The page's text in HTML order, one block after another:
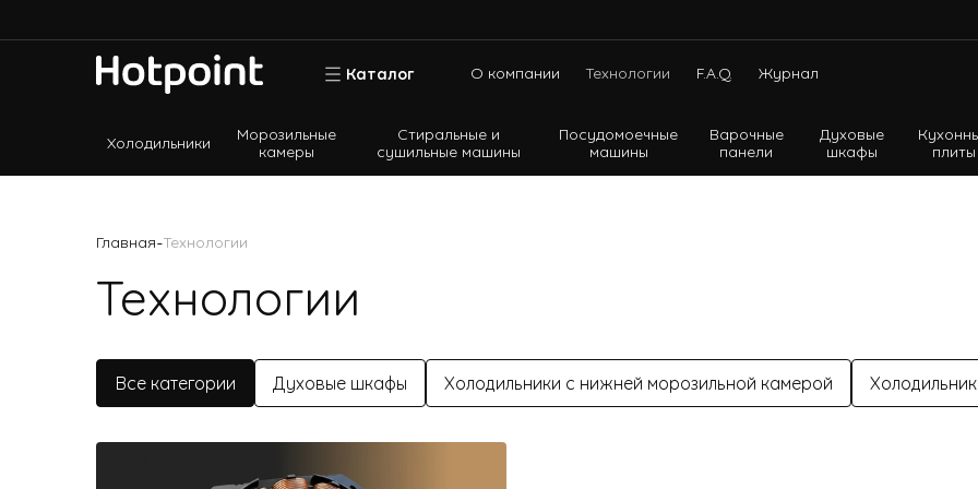
Каталог О компании Технологии F.A.Q. Журнал
Холодильники Морозильные
камеры
Стиральные и
сушильные машины
Посудомоечные
машины
Варочные
панели
Духовые
шкафы плиты
Холодильники
Стиральные и сушильные машины
Варочные панели
Кухонные плиты
Холодильники с нижней морозильной камерой
Главная-Технологии
Технологии
Все категории Духовые шкафы Холодильники с нижней морозильной камерой